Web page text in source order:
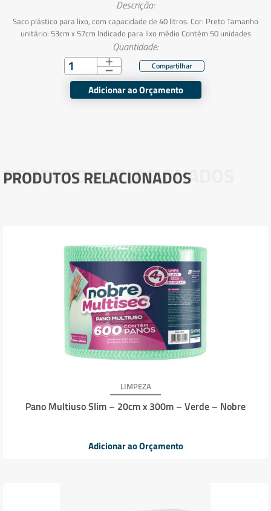
Descrição:
Saco plástico para lixo, com capacidade de 40 litros. Cor: Preto Tamanho
unitário: 53cm x 57cm Indicado para lixo médio Contém 50 unidades
Quantidade:
Adicionar ao Orçamento
PRODUTOS RELACIONADOS
PRODUTOS RELACIONADOS
LIMPEZA
Pano Multiuso Slim – 20cm x 300m – Verde – Nobre
Adicionar ao Orçamento